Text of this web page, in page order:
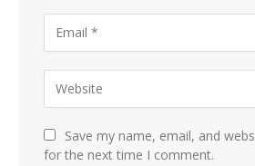
Save my name, email, and
for the next time I comment.